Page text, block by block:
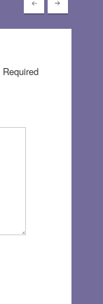
Required